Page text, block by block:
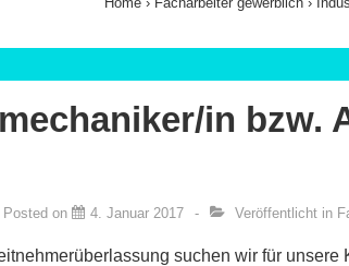
in bzw.
Posted on 4. Januar 2017 Veröffentlicht in
suchen wir für unsere